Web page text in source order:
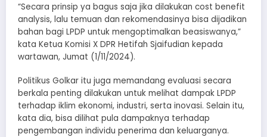
“Secara prinsip ya bagus saja jika dilakukan cost benefit
analysis, lalu temuan dan rekomendasinya bisa dijadikan
bahan bagi LPDP untuk mengoptimalkan beasiswanya,”
kata Ketua Komisi X DPR Hetifah Sjaifudian kepada
wartawan, Jumat (1/11/2024).
Politikus Golkar itu juga memandang evaluasi secara
berkala penting dilakukan untuk melihat dampak LPDP
terhadap iklim ekonomi, industri, serta inovasi. Selain itu,
kata dia, bisa dilihat pula dampaknya terhadap
pengembangan individu penerima dan keluarganya.